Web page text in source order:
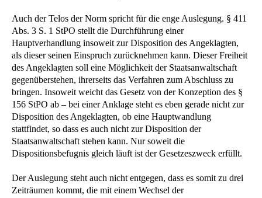
Auch der Telos der Norm spricht für die enge Auslegung. § 411
Abs. 3 S. 1 StPO stellt die Durchführung einer
Hauptverhandlung insoweit zur Disposition des Angeklagten,
als dieser seinen Einspruch zurücknehmen kann. Dieser Freiheit
des Angeklagten soll eine Möglichkeit der Staatsanwaltschaft
gegenüberstehen, ihrerseits das Verfahren zum Abschluss zu
bringen. Insoweit weicht das Gesetz von der Konzeption des §
156 StPO ab – bei einer Anklage steht es eben gerade nicht zur
Disposition des Angeklagten, ob eine Hauptwandlung
stattfindet, so dass es auch nicht zur Disposition der
Staatsanwaltschaft stehen kann. Nur soweit die
Dispositionsbefugnis gleich läuft ist der Gesetzeszweck erfüllt.
Der Auslegung steht auch nicht entgegen, dass es somit zu drei
Zeiträumen kommt, die mit einem Wechsel der